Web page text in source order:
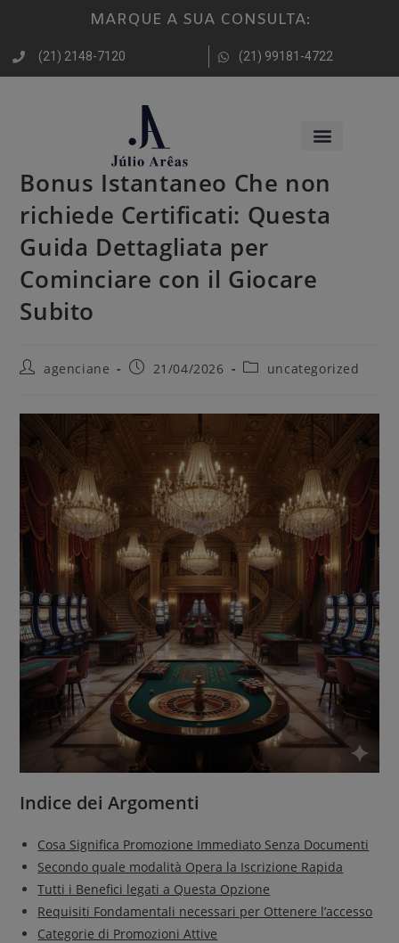
MARQUE A SUA CONSULTA:
(21) 2148-7120 (21) 99181-4722
Bonus Istantaneo Che non
richiede Certificati: Questa
Guida Dettagliata per
Cominciare con il Giocare
Subito
agenciane 21/04/2026 uncategorized
Indice dei Argomenti
Cosa Significa Promozione Immediato Senza Documenti
Secondo quale modalità Opera la Iscrizione Rapida
Tutti i Benefici legati a Questa Opzione
Requisiti Fondamentali necessari per Ottenere l’accesso
Categorie di Promozioni Attive